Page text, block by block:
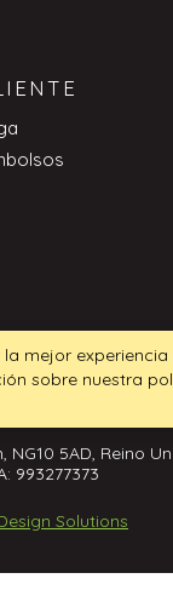
5AD, Reino
993277373
Solutions
mejor
sobre nuestra